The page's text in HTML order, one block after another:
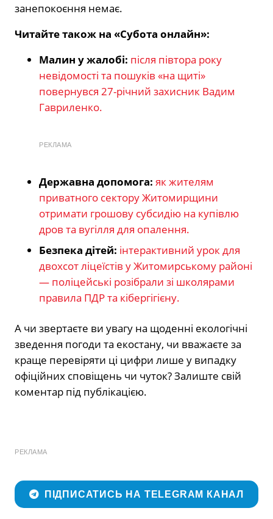
занепокоєння немає.
Читайте також на «Субота онлайн»:
Малин у жалобі: після півтора року
невідомості та пошуків «на щиті»
повернувся 27-річний захисник Вадим
Гавриленко.
РЕКЛАМА
Державна допомога: як жителям
приватного сектору Житомирщини
отримати грошову субсидію на купівлю
дров та вугілля для опалення.
Безпека дітей: інтерактивний урок для
двохсот ліцеїстів у Житомирському районі
— поліцейські розібрали зі школярами
правила ПДР та кібергігієну.
А чи звертаєте ви увагу на щоденні екологічні
зведення погоди та екостану, чи вважаєте за
краще перевіряти ці цифри лише у випадку
офіційних сповіщень чи чуток? Залиште свій
коментар під публікацією.
РЕКЛАМА
ПІДПИСАТИСЬ НА TELEGRAM КАНАЛ